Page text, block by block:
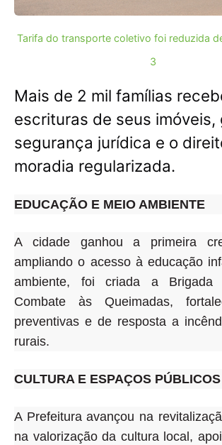
Tarifa do transporte coletivo foi reduzida
3
Mais de 2 mil famílias
escrituras de seus imóveis,
segurança jurídica e o
moradia regularizada.
EDUCAÇÃO E MEIO AMBIENTE
A cidade ganhou a primeira
ampliando o acesso à educação
ambiente, foi criada a Brigada
Combate às Queimadas,
preventivas e de resposta a
rurais.
CULTURA E ESPAÇOS PÚBLICOS
A Prefeitura avançou na
na valorização da cultura local,